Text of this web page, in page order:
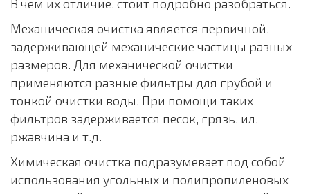
В чем их отличие, стоит подробно разобраться.
Механическая очистка является первичной,
задерживающей механические частицы разных
размеров. Для механической очистки
применяются разные фильтры для грубой и
тонкой очистки воды. При помощи таких
фильтров задерживается песок, грязь, ил,
ржавчина и т.д.
Химическая очистка подразумевает под собой
использования угольных и полипропиленовых